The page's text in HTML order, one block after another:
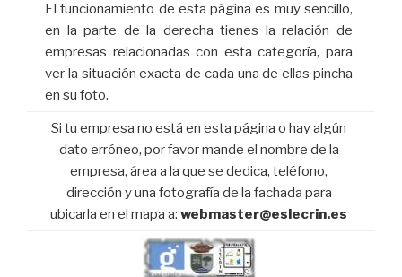
El funcionamiento de esta página es muy sencillo,
en la parte de la derecha tienes la relación de
empresas relacionadas con esta categoría, para
ver la situación exacta de cada una de ellas pincha
en su foto.
Si tu empresa no está en esta página o hay algún
dato erróneo, por favor mande el nombre de la
empresa, área a la que se dedica, teléfono,
dirección y una fotografía de la fachada para
ubicarla en el mapa a: webmaster@eslecrin.es